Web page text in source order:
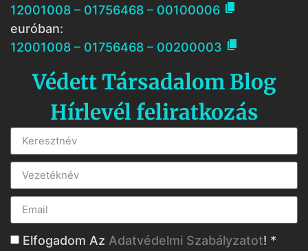
12001008 – 01756468 – 00100006 
euróban:
12001008 – 01756468 – 00200003 
Védett Társadalom Blog
Hírlevél feliratkozás
Elfogadom Az Adatvédelmi Szabályzatot! *